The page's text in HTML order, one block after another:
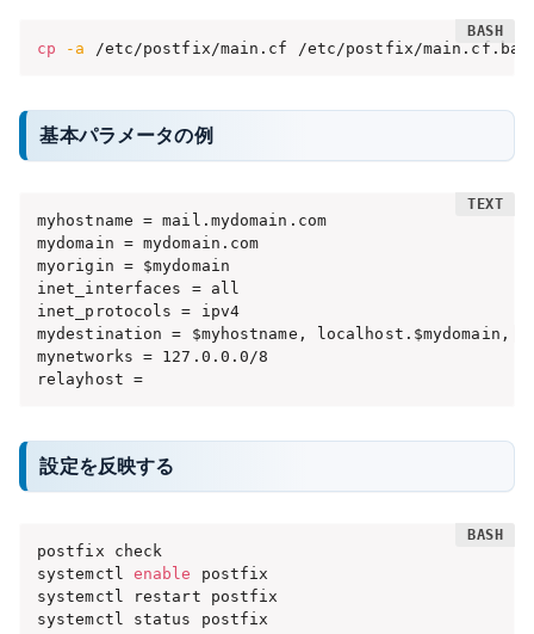
cp -a /etc/postfix/main.cf /etc/postfix/main.cf.bak
基本パラメータの例
myhostname = mail.mydomain.com
mydomain = mydomain.com
myorigin = $mydomain
inet_interfaces = all
inet_protocols = ipv4
mydestination = $myhostname, localhost.$mydomain,
mynetworks = 127.0.0.0/8
relayhost =
設定を反映する
postfix check
systemctl enable
postfix
systemctl restart postfix
systemctl status postfix